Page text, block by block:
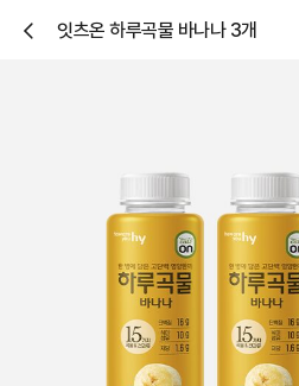
닫
잇츠온 하루곡물 바나나 3개